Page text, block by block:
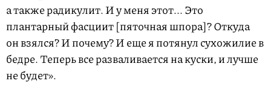
а также радикулит. И у меня этот... Это
плантарный фасциит [пяточная шпора]? Откуда
он взялся? И почему? И еще я потянул сухожилие в
бедре. Теперь все разваливается на куски, и лучше
не будет».